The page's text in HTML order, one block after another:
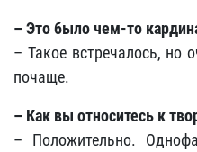
– Это было чем-то
– Такое встречалось, но
почаще.
– Как вы относитесь к
– Положительно.